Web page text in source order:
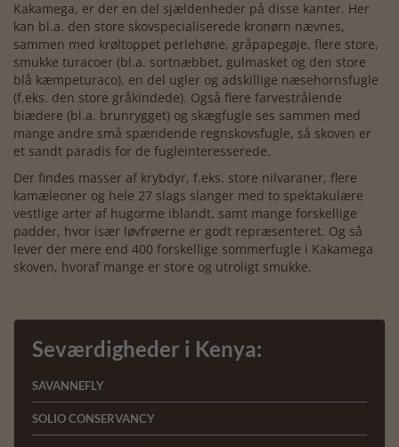
Kakamega, er der en del sjældenheder på disse kanter. Her
kan bl.a. den store skovspecialiserede kronørn nævnes,
sammen med krøltoppet perlehøne, gråpapegøje, flere store,
smukke turacoer (bl.a. sortnæbbet, gulmasket og den store
blå kæmpeturaco), en del ugler og adskillige næsehornsfugle
(f.eks. den store gråkindede). Også flere farvestrålende
biædere (bl.a. brunrygget) og skægfugle ses sammen med
mange andre små spændende regnskovsfugle, så skoven er
et sandt paradis for de fugleinteresserede.
Der findes masser af krybdyr, f.eks. store nilvaraner, flere
kamæleoner og hele 27 slags slanger med to spektakulære
vestlige arter af hugorme iblandt, samt mange forskellige
padder, hvor især løvfrøerne er godt repræsenteret. Og så
lever der mere end 400 forskellige sommerfugle i Kakamega
skoven, hvoraf mange er store og utroligt smukke.
Seværdigheder i Kenya:
SAVANNEFLY
SOLIO CONSERVANCY